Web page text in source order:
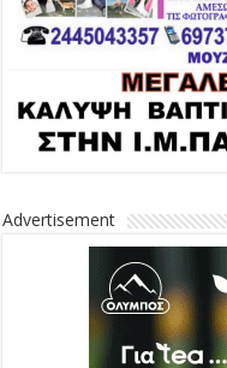
Advertisement